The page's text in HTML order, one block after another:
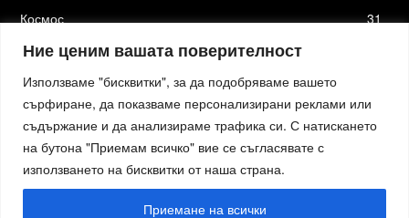
Ние ценим вашата поверителност
Използваме "бисквитки", за да подобряваме вашето
сърфиране, да показваме персонализирани реклами или
съдържание и да анализираме трафика си. С натискането
на бутона "Приемам всичко" вие се съгласявате с
използването на бисквитки от наша страна.
Приемане на всички
Космос
31
Стартъпи
Хостинг отActiefhost.bg
Елизия софтуер|Петя Петрова - преводи и локализация|Smartage.bg|Kafene.bg|Технологични новини
Младежката медия|Стартъп новини.bg|пътна помощ София|Кърти Чисти Извозва Цени
пътна помощ|пътна помощ|izbornakola.com|автодиагностика и компютърна диагностика|изкупуване на
преглед на кола преди покупка|Обезщетение при смърт в птп изкупуване на коли